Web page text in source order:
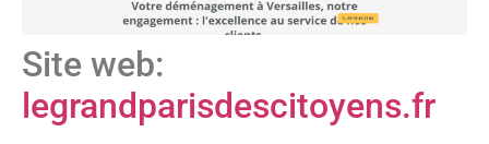
Site web:
legrandparisdescitoyens.fr